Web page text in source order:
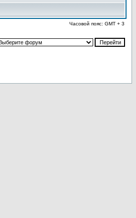
Часовой пояс: GMT + 3